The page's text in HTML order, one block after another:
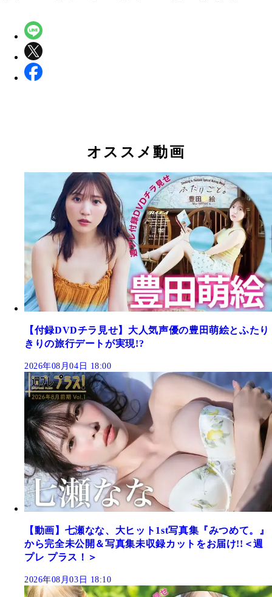
オススメ動画
【付録DVDチラ見せ】大人気声優の豊田萌絵とふたり
きりの旅行デートが実現!?
2026年08月04日 18:00
【動画】七瀬なな、大ヒット1st写真集『みつめて。』
から完全未公開＆写真集未収録カットをお届け!!＜週
プレ プラス！＞
2026年08月03日 18:10